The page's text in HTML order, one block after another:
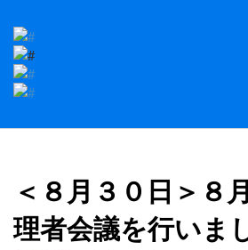
＜８月３０日＞８
理者会議を行いま